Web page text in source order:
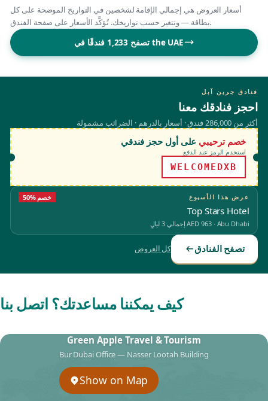
أسعار العروض هي إجمالي الإقامة لشخصين في التواريخ الموضحة على كل
بطاقة — وتتغير حسب تواريخك. تُؤكَّد الأسعار على صفحة الفندق.
تصفح 1,233 فندقًا في the UAE
فنادق جرين آبل
احجز فنادقك معنا
أكثر من 286,000 فندق · أسعار بالدرهم · الضرائب مشمولة
خصم ترحيبي على أول حجز فندقي
استخدم الرمز عند الدفع
WELCOMEDXB
عرض هذا الأسبوع 50% خصم
Top Stars Hotel
Abu Dhabi
·
AED 963إجمالي 3 ليالٍ
تصفح الفنادق كل العروض
كيف يمكننا مساعدتك؟ اتصل بنا
Green Apple Travel & Tourism
Bur Dubai Office — Nasser Lootah Building
Show on Map